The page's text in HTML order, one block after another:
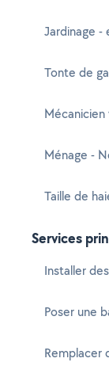
Jardinage
Tonte de
Ménage -
Taille de
Services
Installer
Poser une
Remplacer